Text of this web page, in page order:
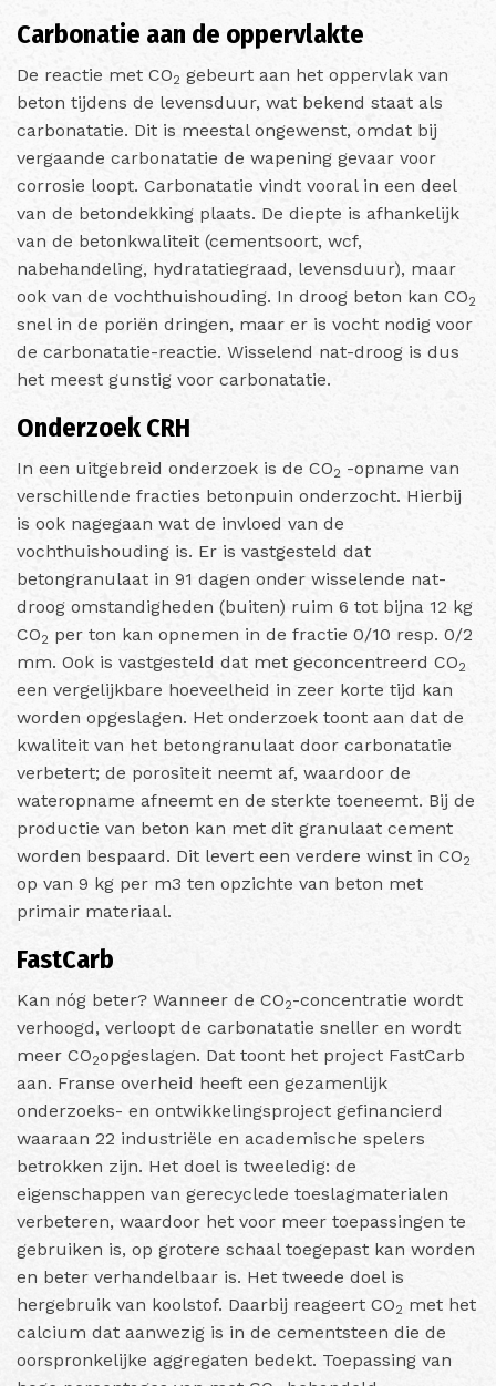
Carbonatie aan de oppervlakte
De reactie met CO2 gebeurt aan het oppervlak van
beton tijdens de levensduur, wat bekend staat als
carbonatatie. Dit is meestal ongewenst, omdat bij
vergaande carbonatatie de wapening gevaar voor
corrosie loopt. Carbonatatie vindt vooral in een deel
van de betondekking plaats. De diepte is afhankelijk
van de betonkwaliteit (cementsoort, wcf,
nabehandeling, hydratatiegraad, levensduur), maar
ook van de vochthuishouding. In droog beton kan CO2
snel in de poriën dringen, maar er is vocht nodig voor
de carbonatatie-reactie. Wisselend nat-droog is dus
het meest gunstig voor carbonatatie.
Onderzoek CRH
In een uitgebreid onderzoek is de CO2 -opname van
verschillende fracties betonpuin onderzocht. Hierbij
is ook nagegaan wat de invloed van de
vochthuishouding is. Er is vastgesteld dat
betongranulaat in 91 dagen onder wisselende nat-
droog omstandigheden (buiten) ruim 6 tot bijna 12 kg
CO2 per ton kan opnemen in de fractie 0/10 resp. 0/2
mm. Ook is vastgesteld dat met geconcentreerd CO2
een vergelijkbare hoeveelheid in zeer korte tijd kan
worden opgeslagen. Het onderzoek toont aan dat de
kwaliteit van het betongranulaat door carbonatatie
verbetert; de porositeit neemt af, waardoor de
wateropname afneemt en de sterkte toeneemt. Bij de
productie van beton kan met dit granulaat cement
worden bespaard. Dit levert een verdere winst in CO2
op van 9 kg per m3 ten opzichte van beton met
primair materiaal.
FastCarb
Kan nóg beter? Wanneer de CO2-concentratie wordt
verhoogd, verloopt de carbonatatie sneller en wordt
meer CO2opgeslagen. Dat toont het project FastCarb
aan. Franse overheid heeft een gezamenlijk
onderzoeks- en ontwikkelingsproject gefinancierd
waaraan 22 industriële en academische spelers
betrokken zijn. Het doel is tweeledig: de
eigenschappen van gerecyclede toeslagmaterialen
verbeteren, waardoor het voor meer toepassingen te
gebruiken is, op grotere schaal toegepast kan worden
en beter verhandelbaar is. Het tweede doel is
hergebruik van koolstof. Daarbij reageert CO2 met het
calcium dat aanwezig is in de cementsteen die de
oorspronkelijke aggregaten bedekt. Toepassing van